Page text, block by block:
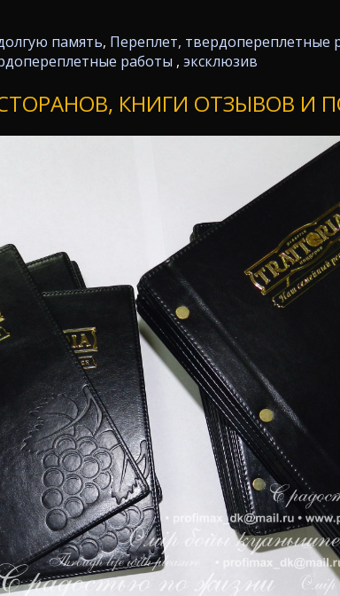
память, Переплет, твердопереплетные
работы , эксклюзив
КНИГИ ОТЗЫВОВ И